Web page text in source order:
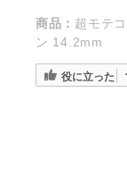
商品： 超モテ
ン 14.2mm
役に立った